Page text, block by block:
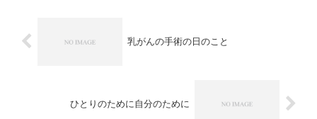
乳がんの手術の日のこと
ひとりのために自分のために